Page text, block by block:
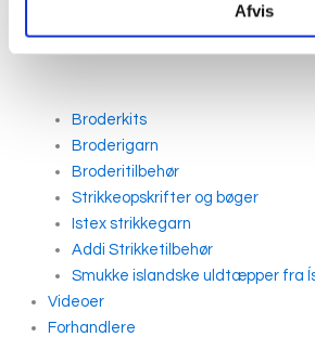
Afvis
Broderkits
Broderigarn
Broderitilbehør
Strikkeopskrifter og bøger
Istex strikkegarn
Addi Strikketilbehør
Smukke islandske uldtæpper fra
Videoer
Forhandlere